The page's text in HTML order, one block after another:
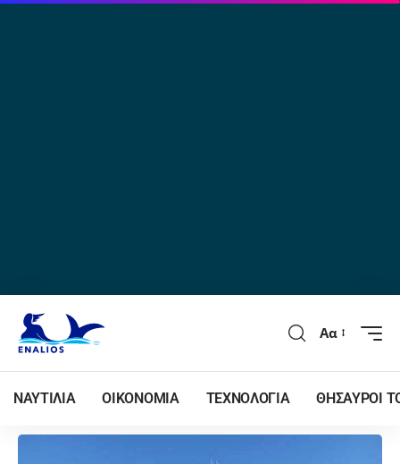
Αα
ΝΑΥΤΙΛΙΑ ΟΙΚΟΝΟΜΙΑ ΤΕΧΝΟΛΟΓΙΑ ΘΗΣΑΥΡΟΙ